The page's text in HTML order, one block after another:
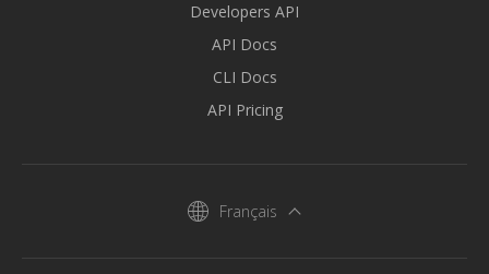
Developers API
API Docs
CLI Docs
API Pricing
Français